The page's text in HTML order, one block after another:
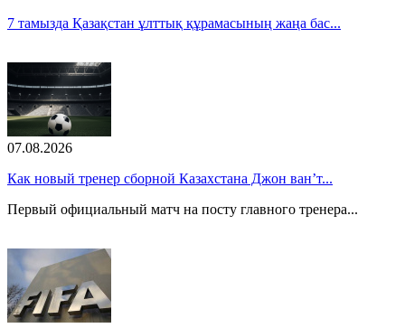
7 тамызда Қазақстан ұлттық құрамасының жаңа бас...
07.08.2026
Как новый тренер сборной Казахстана Джон ван’т...
Первый официальный матч на посту главного тренера...